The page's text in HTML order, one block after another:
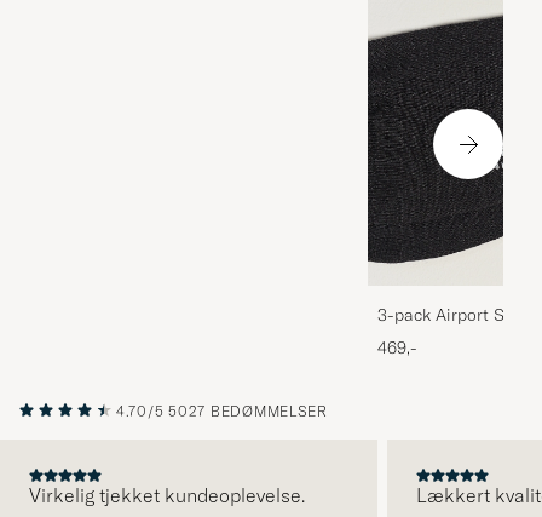
3-pack Airport
Melange
469,-
4.70/5 5027 BEDØMMELSER
Virkelig tjekket kundeoplevelse. Lækkert